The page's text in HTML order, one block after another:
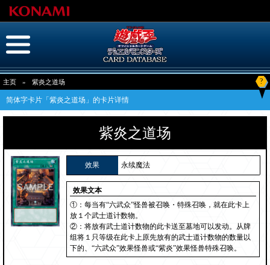
主页 » 紫炎之道场 ?
简体字卡片「紫炎之道场」的卡片详情
紫炎之道场
效果 永续魔法
效果文本
①：每当有“六武众”怪兽被召唤・特殊召唤，就在此卡上
放１个武士道计数物。
②：将放有武士道计数物的此卡送至墓地可以发动。从牌
组将１只等级在此卡上原先放有的武士道计数物的数量以
下的、“六武众”效果怪兽或“紫炎”效果怪兽特殊召唤。